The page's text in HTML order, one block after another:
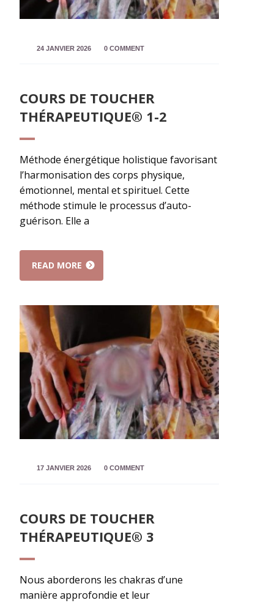
24 JANVIER 2026 0 COMMENT
COURS DE TOUCHER
THÉRAPEUTIQUE® 1-2
Méthode énergétique holistique favorisant
l’harmonisation des corps physique,
émotionnel, mental et spirituel. Cette
méthode stimule le processus d’auto-
guérison. Elle a
READ MORE
17 JANVIER 2026 0 COMMENT
COURS DE TOUCHER
THÉRAPEUTIQUE® 3
Nous aborderons les chakras d’une
manière approfondie et leur